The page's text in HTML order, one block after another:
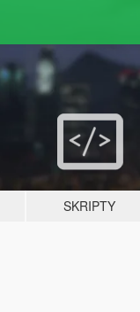
SKRIPTY